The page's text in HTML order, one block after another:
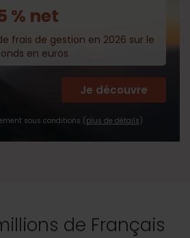
% net
frais de gestion en 2026 sur le
en euros
sous conditions ( plus de détails )
Je découvre
de Français